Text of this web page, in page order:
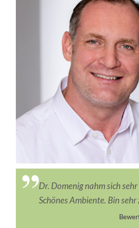
Dr. Domenig nahm sich
Schönes Ambiente. Bin